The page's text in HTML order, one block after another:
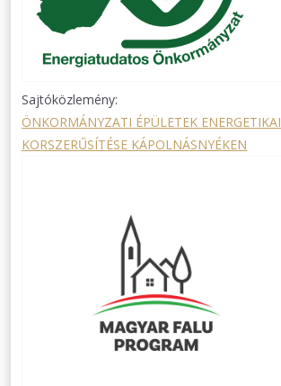
Sajtóközlemény:
ÖNKORMÁNYZATI ÉPÜLETEK ENERGETIKAI
KORSZERŰSÍTÉSE KÁPOLNÁSNYÉKEN